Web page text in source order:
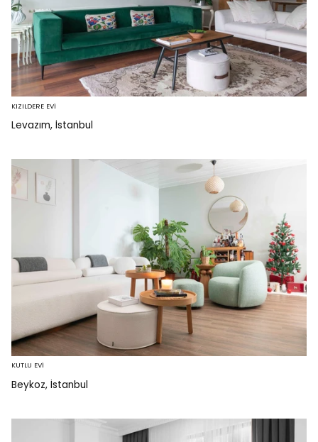
KIZILDERE EVİ
Levazım, İstanbul
KUTLU EVİ
Beykoz, İstanbul